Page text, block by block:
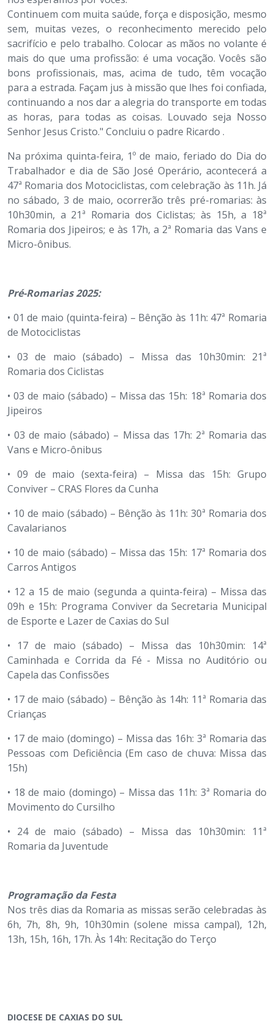
Continuem com muita saúde, força e disposição, mesmo
sem, muitas vezes, o reconhecimento merecido pelo
sacrifício e pelo trabalho. Colocar as mãos no volante é
mais do que uma profissão: é uma vocação. Vocês são
bons profissionais, mas, acima de tudo, têm vocação
para a estrada. Façam jus à missão que lhes foi confiada,
continuando a nos dar a alegria do transporte em todas
as horas, para todas as coisas. Louvado seja Nosso
Senhor Jesus Cristo." Concluiu o padre Ricardo .
Na próxima quinta-feira, 1º de maio, feriado do Dia do
Trabalhador e dia de São José Operário, acontecerá a
47ª Romaria dos Motociclistas, com celebração às 11h. Já
no sábado, 3 de maio, ocorrerão três pré-romarias: às
10h30min, a 21ª Romaria dos Ciclistas; às 15h, a 18ª
Romaria dos Jipeiros; e às 17h, a 2ª Romaria das Vans e
Micro-ônibus.
Pré-Romarias 2025:
• 01 de maio (quinta-feira) – Bênção às 11h: 47ª Romaria
de Motociclistas
• 03 de maio (sábado) – Missa das 10h30min: 21ª
Romaria dos Ciclistas
• 03 de maio (sábado) – Missa das 15h: 18ª Romaria dos
Jipeiros
• 03 de maio (sábado) – Missa das 17h: 2ª Romaria das
Vans e Micro-ônibus
• 09 de maio (sexta-feira) – Missa das 15h: Grupo
Conviver – CRAS Flores da Cunha
• 10 de maio (sábado) – Bênção às 11h: 30ª Romaria dos
Cavalarianos
• 10 de maio (sábado) – Missa das 15h: 17ª Romaria dos
Carros Antigos
• 12 a 15 de maio (segunda a quinta-feira) – Missa das
09h e 15h: Programa Conviver da Secretaria Municipal
de Esporte e Lazer de Caxias do Sul
• 17 de maio (sábado) – Missa das 10h30min: 14ª
Caminhada e Corrida da Fé - Missa no Auditório ou
Capela das Confissões
• 17 de maio (sábado) – Bênção às 14h: 11ª Romaria das
Crianças
• 17 de maio (domingo) – Missa das 16h: 3ª Romaria das
Pessoas com Deficiência (Em caso de chuva: Missa das
15h)
• 18 de maio (domingo) – Missa das 11h: 3ª Romaria do
Movimento do Cursilho
• 24 de maio (sábado) – Missa das 10h30min: 11ª
Romaria da Juventude
Programação da Festa
Nos três dias da Romaria as missas serão celebradas às
6h, 7h, 8h, 9h, 10h30min (solene missa campal), 12h,
13h, 15h, 16h, 17h. Às 14h: Recitação do Terço
DIOCESE DE CAXIAS DO SUL